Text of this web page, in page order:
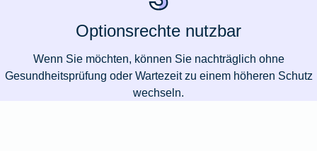
Optionsrechte nutzbar
Wenn Sie möchten, können Sie nachträglich ohne
Gesundheitsprüfung oder Wartezeit zu einem höheren Schutz
wechseln.